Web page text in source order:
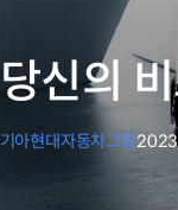
당신의
기아현대자동차그룹